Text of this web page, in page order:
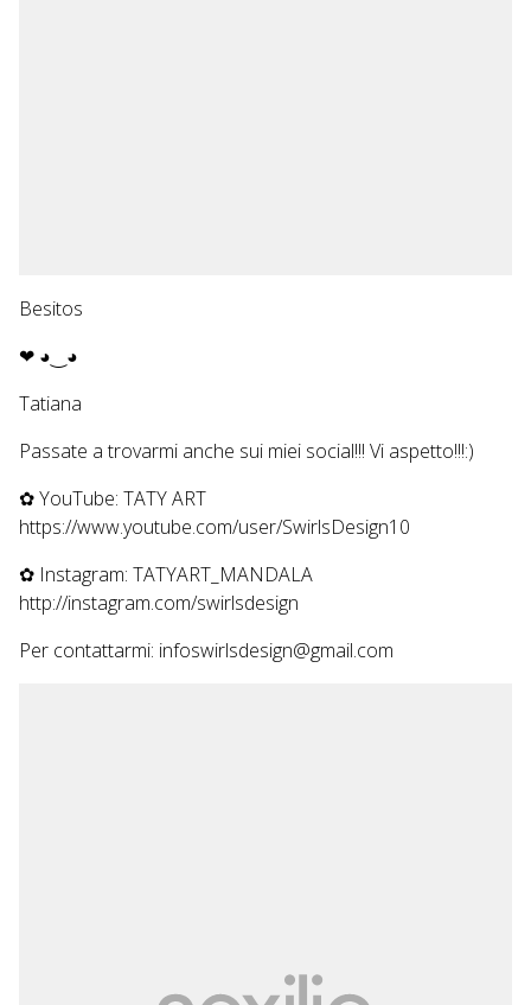
Besitos
❤ ◕‿◕
Tatiana
Passate a trovarmi anche sui miei social!!! Vi aspetto!!!:)
✿ YouTube: TATY ART
https://www.youtube.com/user/SwirlsDesign10
✿ Instagram: TATYART_MANDALA
http://instagram.com/swirlsdesign
Per contattarmi: infoswirlsdesign@gmail.com